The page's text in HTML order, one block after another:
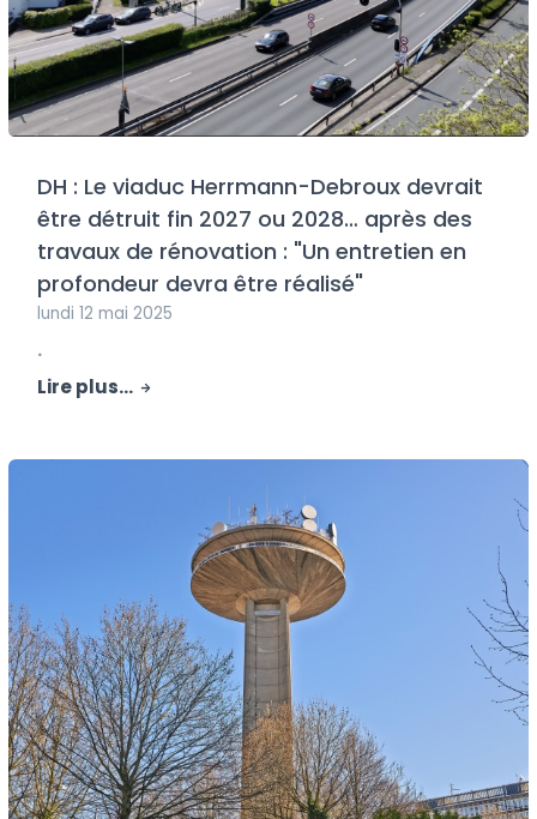
DH : Le viaduc Herrmann-Debroux devrait
être détruit fin 2027 ou 2028… après des
travaux de rénovation : "Un entretien en
profondeur devra être réalisé"
lundi 12 mai 2025
.
Lire plus...